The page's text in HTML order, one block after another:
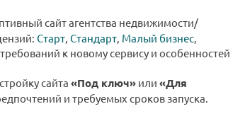
сайт агентства недвижимости/
Старт, Стандарт, Малый бизнес,
к новому сервису и особенностей
сайта «Под ключ» или «Для
и требуемых сроков запуска.